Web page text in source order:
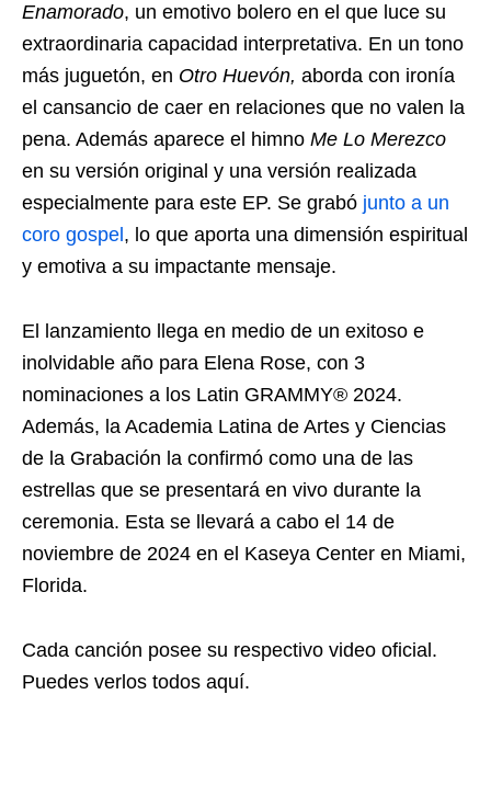
Enamorado, un emotivo bolero en el que luce su
extraordinaria capacidad interpretativa. En un tono
más juguetón, en Otro Huevón, aborda con ironía
el cansancio de caer en relaciones que no valen la
pena. Además aparece el himno Me Lo Merezco
en su versión original y una versión realizada
especialmente para este EP. Se grabó junto a un
coro gospel , lo que aporta una dimensión espiritual
y emotiva a su impactante mensaje.
El lanzamiento llega en medio de un exitoso e
inolvidable año para Elena Rose, con 3
nominaciones a los Latin GRAMMY®️ 2024.
Además, la Academia Latina de Artes y Ciencias
de la Grabación la confirmó como una de las
estrellas que se presentará en vivo durante la
ceremonia. Esta se llevará a cabo el 14 de
noviembre de 2024 en el Kaseya Center en Miami,
Florida.
Cada canción posee su respectivo video oficial.
Puedes verlos todos aquí.